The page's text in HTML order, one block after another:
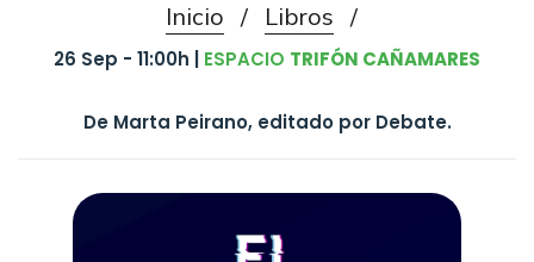
Inicio / Libros /
26 Sep - 11:00h | ESPACIO TRIFÓN CAÑAMARES
De Marta Peirano, editado por Debate.